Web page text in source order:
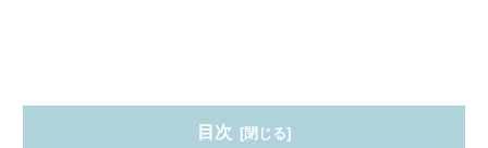
目次